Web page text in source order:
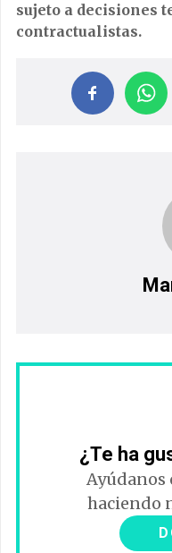
sujeto a decisiones
contractualistas.
¿Te ha
Ayúdanos
haciendo